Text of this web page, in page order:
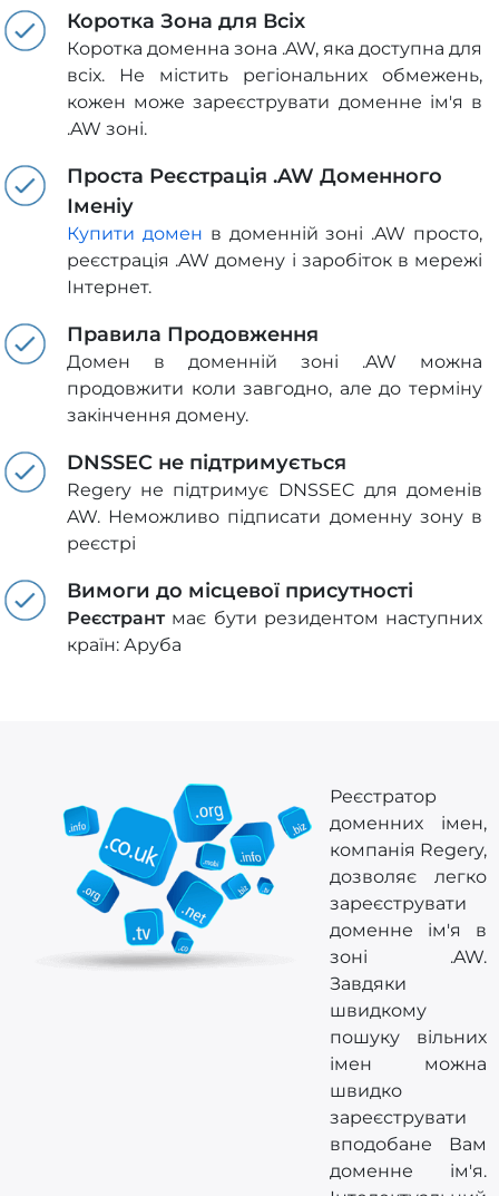
Коротка Зона для Всіх
Коротка доменна зона .AW, яка доступна для
всіх. Не містить регіональних обмежень,
кожен може зареєструвати доменне ім'я в
.AW зоні.
Проста Реєстрація .AW Доменного
Іменіу
Купити домен в доменній зоні .AW просто,
реєстрація .AW домену і заробіток в мережі
Інтернет.
Правила Продовження
Домен в доменній зоні .AW можна
продовжити коли завгодно, але до терміну
закінчення домену.
DNSSEC не підтримується
Regery не підтримує DNSSEC для доменів
AW. Неможливо підписати доменну зону в
реєстрі
Вимоги до місцевої присутності
Реєстрантмає бути резидентом наступних
країн: Аруба
Реєстратор
доменних імен,
компанія Regery,
дозволяє легко
зареєструвати
доменне ім'я в
зоні .AW.
Завдяки
швидкому
пошуку вільних
імен можна
швидко
зареєструвати
вподобане Вам
доменне ім'я.